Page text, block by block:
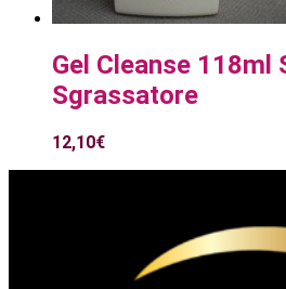
Gel Cleanse 118ml
Sgrassatore
12,10€